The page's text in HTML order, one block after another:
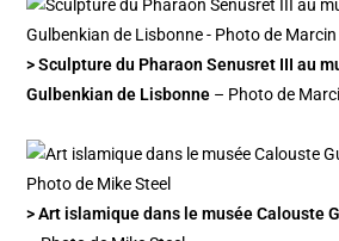
> Sculpture du Pharaon Senusret III au
Gulbenkian de Lisbonne – Photo de
> Art islamique dans le musée Calouste